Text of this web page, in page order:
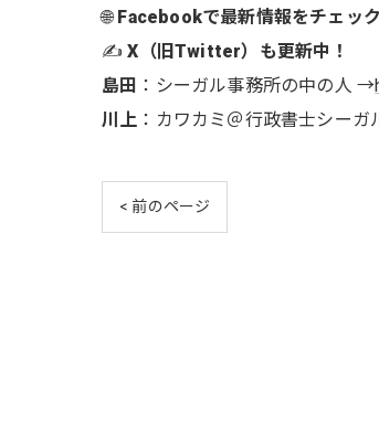
🌐 Facebookで最新情報をチェック
✍️X（旧Twitter）も更新中！
島田 ：シーガル事務所の中の人 →
川上 ：カワカミ＠行政書士シー
< 前のページ